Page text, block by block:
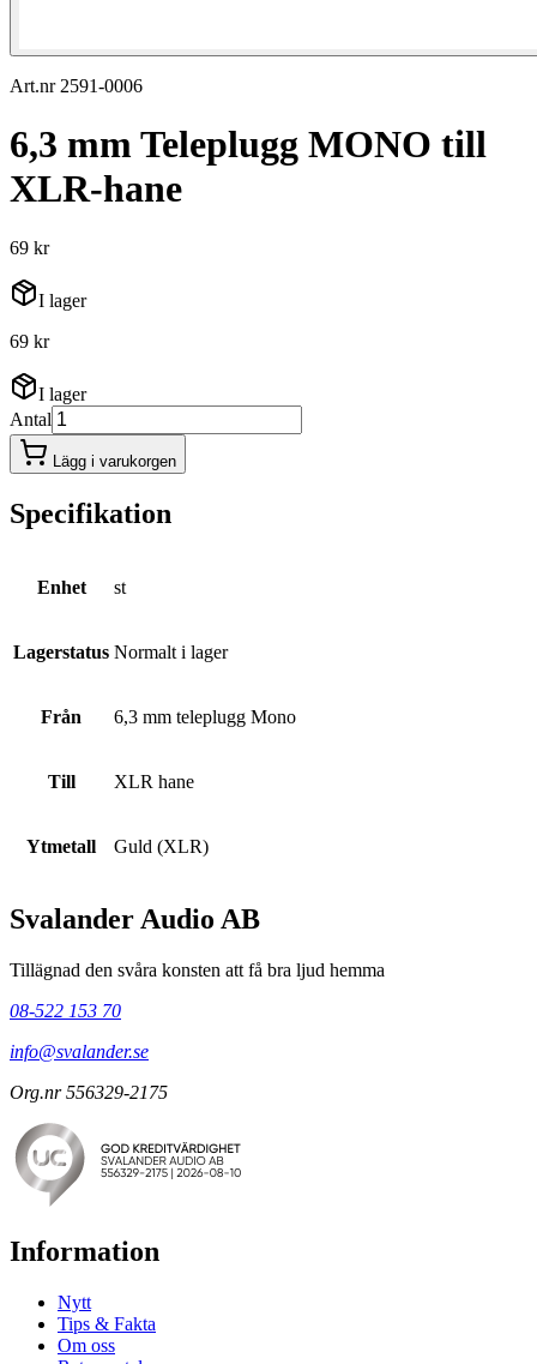
Art.nr 2591-0006
6,3 mm Teleplugg MONO till
XLR-hane
69 kr
I lager
69 kr
I lager
Antal
Lägg i varukorgen
Specifikation
Enhet st
Lagerstatus Normalt i lager
Från 6,3 mm teleplugg Mono
Till XLR hane
Ytmetall Guld (XLR)
Svalander Audio AB
Tillägnad den svåra konsten att få bra ljud hemma
08-522 153 70
info@svalander.se
Org.nr 556329-2175
Information
Nytt
Tips & Fakta
Om oss